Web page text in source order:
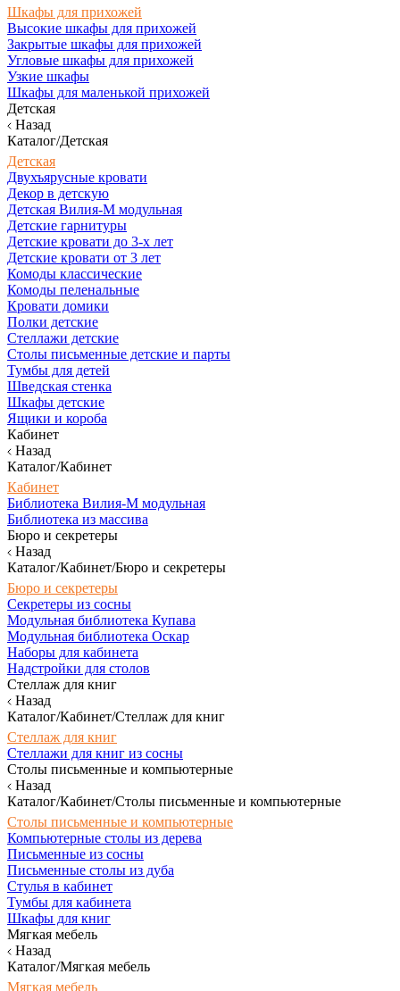
Шкафы для прихожей
Высокие шкафы для прихожей
Закрытые шкафы для прихожей
Угловые шкафы для прихожей
Узкие шкафы
Шкафы для маленькой прихожей
Детская
Назад
Каталог/Детская
Детская
Двухъярусные кровати
Декор в детскую
Детская Вилия-М модульная
Детские гарнитуры
Детские кровати до 3-х лет
Детские кровати от 3 лет
Комоды классические
Комоды пеленальные
Кровати домики
Полки детские
Стеллажи детские
Столы письменные детские и парты
Тумбы для детей
Шведская стенка
Шкафы детские
Ящики и короба
Кабинет
Назад
Каталог/Кабинет
Кабинет
Библиотека Вилия-М модульная
Библиотека из массива
Бюро и секретеры
Назад
Каталог/Кабинет/Бюро и секретеры
Бюро и секретеры
Секретеры из сосны
Модульная библиотека Купава
Модульная библиотека Оскар
Наборы для кабинета
Надстройки для столов
Стеллаж для книг
Назад
Каталог/Кабинет/Стеллаж для книг
Стеллаж для книг
Стеллажи для книг из сосны
Столы письменные и компьютерные
Назад
Каталог/Кабинет/Столы письменные и компьютерные
Столы письменные и компьютерные
Компьютерные столы из дерева
Письменные из сосны
Письменные столы из дуба
Стулья в кабинет
Тумбы для кабинета
Шкафы для книг
Мягкая мебель
Назад
Каталог/Мягкая мебель
Мягкая мебель